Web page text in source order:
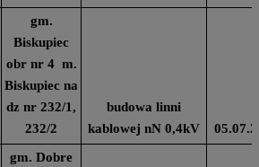
gm.
Biskupiec
obr nr 4 m.
Biskupiec na
dz nr 232/1,
232/2
budowa linni
kablowej nN 0,4kV
gm. Dobre